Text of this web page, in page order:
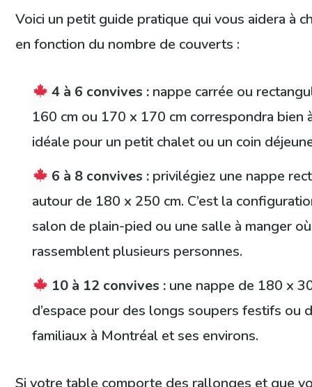
Voici un petit guide pratique qui vous aidera à
en fonction du nombre de couverts :
4 à 6 convives : nappe carrée ou
160 cm ou 170 x 170 cm correspondra bien
idéale pour un petit chalet ou un coin
6 à 8 convives : privilégiez une nappe
autour de 180 x 250 cm. C’est la
salon de plain-pied ou une salle à manger
rassemblent plusieurs personnes.
10 à 12 convives : une nappe de 180 x
d’espace pour des longs soupers festifs ou
familiaux à Montréal et ses environs.
Si votre table comporte des rallonges et que